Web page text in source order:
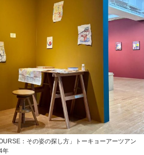
：その姿の探し方」トーキョーアーツアン
年